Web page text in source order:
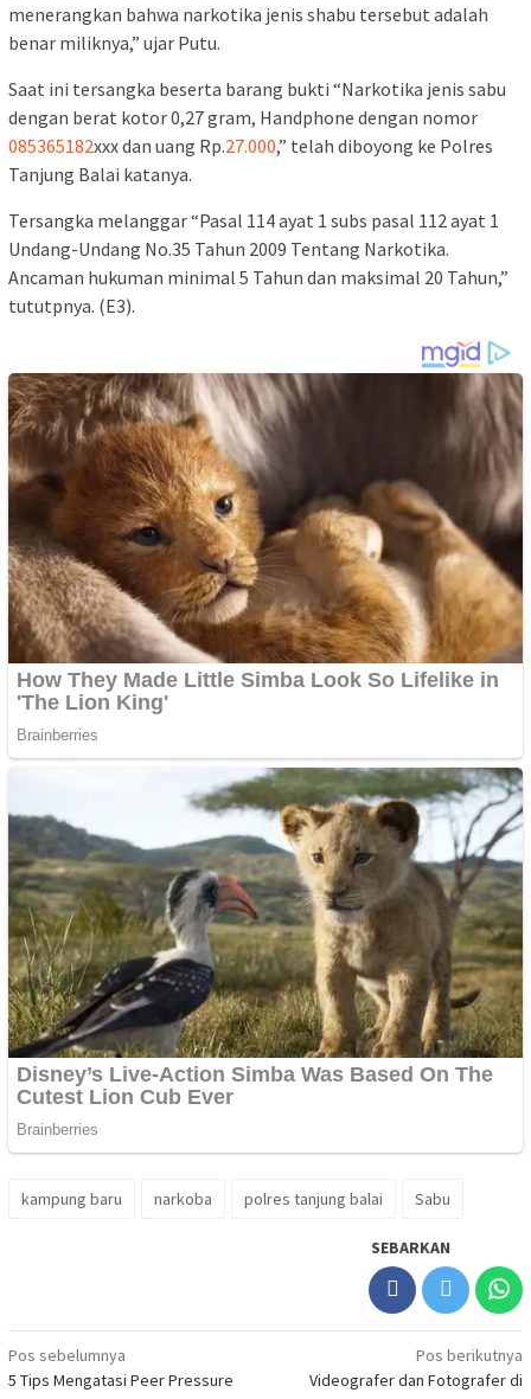
menerangkan bahwa narkotika jenis shabu tersebut adalah
benar miliknya,” ujar Putu.
Saat ini tersangka beserta barang bukti “Narkotika jenis sabu
dengan berat kotor 0,27 gram, Handphone dengan nomor
085365182xxx dan uang Rp.27.000,” telah diboyong ke Polres
Tanjung Balai katanya.
Tersangka melanggar “Pasal 114 ayat 1 subs pasal 112 ayat 1
Undang-Undang No.35 Tahun 2009 Tentang Narkotika.
Ancaman hukuman minimal 5 Tahun dan maksimal 20 Tahun,”
tututpnya. (E3).
kampung baru narkoba polres tanjung balai Sabu
SEBARKAN
Navigasi
pos
Pos sebelumnya
5 Tips Mengatasi Peer Pressure
Pos berikutnya
Videografer dan Fotografer di